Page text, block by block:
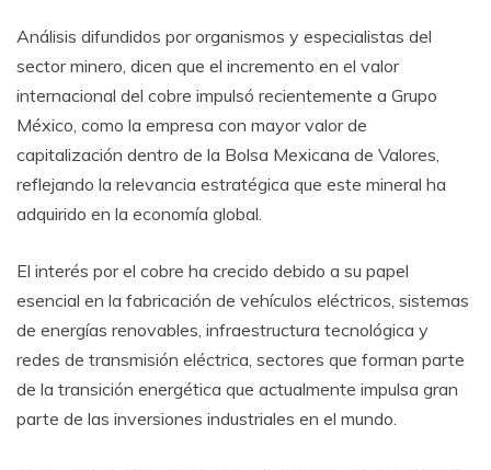
Análisis difundidos por organismos y especialistas del
sector minero, dicen que el incremento en el valor
internacional del cobre impulsó recientemente a Grupo
México, como la empresa con mayor valor de
capitalización dentro de la Bolsa Mexicana de Valores,
reflejando la relevancia estratégica que este mineral ha
adquirido en la economía global.
El interés por el cobre ha crecido debido a su papel
esencial en la fabricación de vehículos eléctricos, sistemas
de energías renovables, infraestructura tecnológica y
redes de transmisión eléctrica, sectores que forman parte
de la transición energética que actualmente impulsa gran
parte de las inversiones industriales en el mundo.